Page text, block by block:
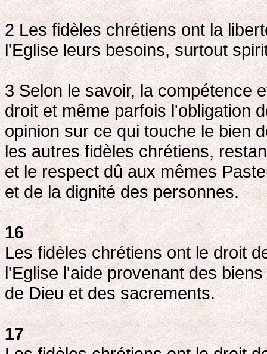
2 Les fidèles chrétiens ont la
l'Eglise leurs besoins, surtout
3 Selon le savoir, la compétence
droit et même parfois l'obligation
opinion sur ce qui touche le bien
les autres fidèles chrétiens,
et le respect dû aux mêmes
et de la dignité des personnes.
16
Les fidèles chrétiens ont le droit
l'Eglise l'aide provenant des
de Dieu et des sacrements.
17